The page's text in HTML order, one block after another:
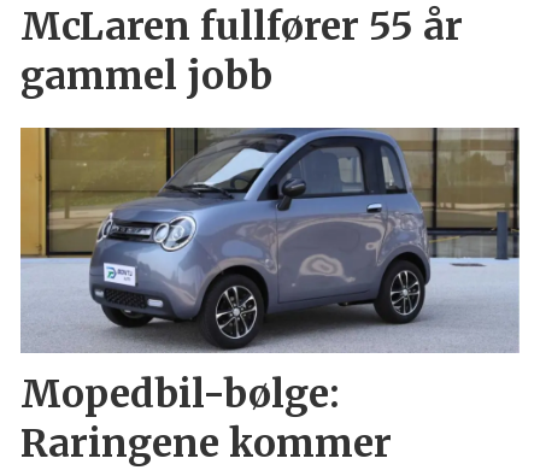
McLaren fullfører 55 år
gammel jobb
Mopedbil-bølge:
Raringene kommer